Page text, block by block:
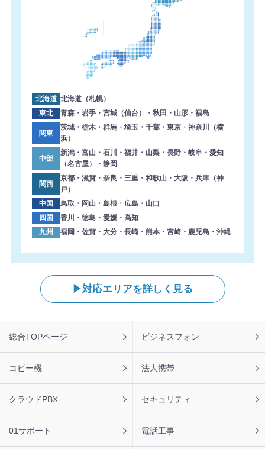
【長崎県】複合機 FUJIFILM 導入のお問い合わせを頂きま
した。ありがとうございます。
2026年8月7日 09:55
【愛知県】コピー機 Canon 導入のお問い合わせを頂きま
した。ありがとうございます。
2026年8月7日 09:45
【鹿児島県】複合機 RICOH 導入のお問い合わせを頂きま
した。ありがとうございます。
北海道 北海道（札幌）
東北
青森・岩手・宮城（仙台）・秋田・山形・福島
関東
茨城・栃木・群馬・埼玉・千葉・東京・神奈川（横
浜）
中部
新潟・富山・石川・福井・山梨・長野・岐阜・愛知
（名古屋）・静岡
関西
京都・滋賀・奈良・三重・和歌山・大阪・兵庫（神
戸）
中国
鳥取・岡山・島根・広島・山口
四国
香川・徳島・愛媛・高知
九州
福岡・佐賀・大分・長崎・熊本・宮崎・鹿児島・沖縄
対応エリアを詳しく見る
ッ
タ
総合TOPページ ビジネスフォン
コピー機 法人携帯
クラウドPBX セキュリティ
01サポート 電話工事